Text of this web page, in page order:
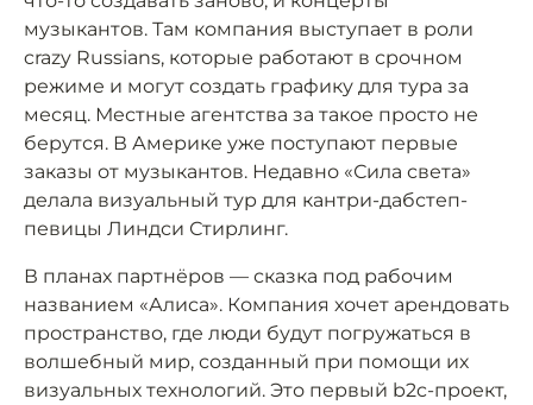
музыкантов. Там компания выступает в роли
crazy Russians, которые работают в срочном
режиме и могут создать графику для тура за
месяц. Местные агентства за такое просто не
берутся. В Америке уже поступают первые
заказы от музыкантов. Недавно «Сила света»
делала визуальный тур для кантри-дабстеп-
певицы Линдси Стирлинг.
В планах партнёров — сказка под рабочим
названием «Алиса». Компания хочет арендовать
пространство, где люди будут погружаться в
волшебный мир, созданный при помощи их
визуальных технологий. Это первый b2c-проект,